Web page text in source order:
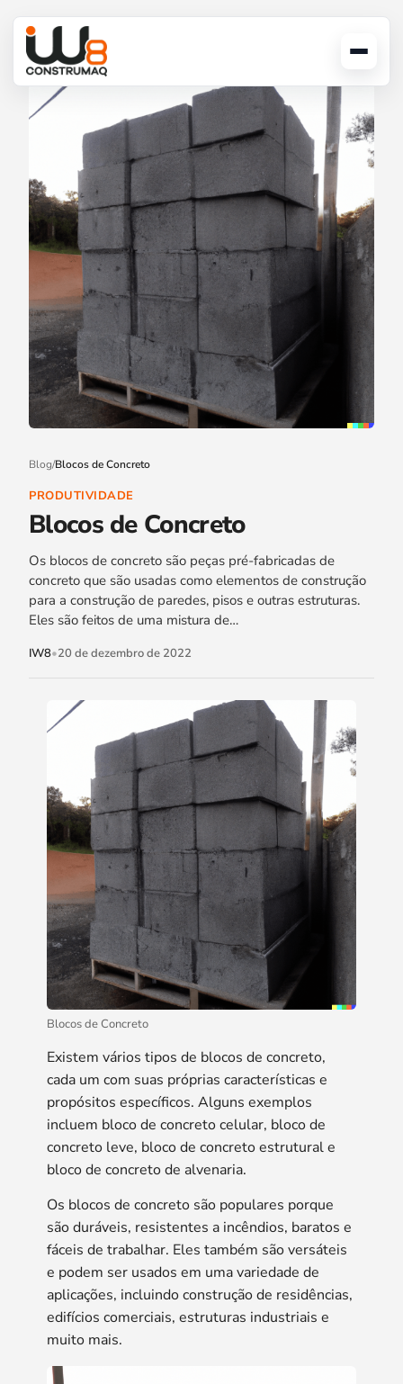
Blog/Blocos de Concreto
PRODUTIVIDADE
Blocos de Concreto
Os blocos de concreto são peças pré-fabricadas de
concreto que são usadas como elementos de construção
para a construção de paredes, pisos e outras estruturas.
Eles são feitos de uma mistura de…
IW8•20 de dezembro de 2022
Blocos de Concreto
Existem vários tipos de blocos de concreto,
cada um com suas próprias características e
propósitos específicos. Alguns exemplos
incluem bloco de concreto celular, bloco de
concreto leve, bloco de concreto estrutural e
bloco de concreto de alvenaria.
Os blocos de concreto são populares porque
são duráveis, resistentes a incêndios, baratos e
fáceis de trabalhar. Eles também são versáteis
e podem ser usados ​​em uma variedade de
aplicações, incluindo construção de residências,
edifícios comerciais, estruturas industriais e
muito mais.